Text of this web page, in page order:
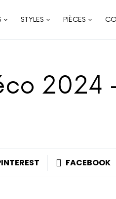
STYLES PIÈCES
2024
FACEBOOK